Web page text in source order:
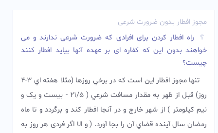
مجوز افطار بدون ضرورت شرعی
راه افطار کردن برای افرادی که ضرورت شرعی ندارند و می
خواهند بدون این که کفاره ای بر عهده آنها بیاید افطار کنند
چیست؟
تنها مجوز افطار اين است که در برخي روزها (مثلا هفته اي 3-4
روز) قبل از ظهر به مقدار مسافت شرعي ( 21/5 - بیست و یک و
نیم کیلومتر ) از شهر خارج و در آنجا افطار کند و برگردد و تا ماه
رمضان سال آينده قضاي آن را بجا آورد. ( و الا اگر فردی هر روز به